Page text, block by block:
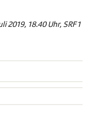
2019, 18.40 Uhr, SRF 1